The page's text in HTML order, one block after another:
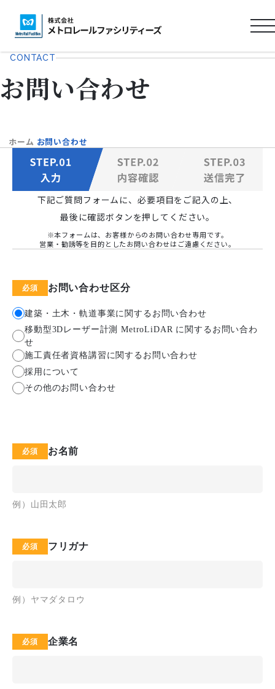
CONTACT
お問い合わせ
ホーム お問い合わせ
下記ご質問フォームに、必要項目をご記入の上、
最後に確認ボタンを押してください。
※本フォームは、お客様からのお問い合わせ専用です。
営業・勧誘等を目的としたお問い合わせはご遠慮ください。
お問い合わせ区分
建築・土木・軌道事業に関するお問い合わせ
移動型3Dレーザー計測 MetroLiDAR に関するお問い合わ
せ
施工責任者資格講習に関するお問い合わせ
採用について
その他のお問い合わせ
お名前
例）山田太郎
フリガナ
例）ヤマダタロウ
企業名